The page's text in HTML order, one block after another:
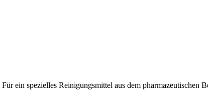
ein spezielles Reinigungsmittel aus dem pharmazeutischen